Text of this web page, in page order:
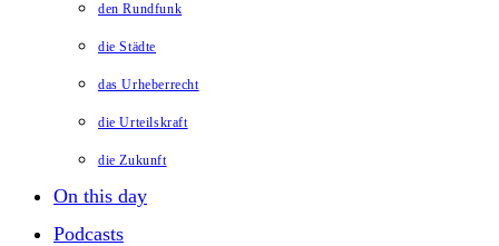
den Rundfunk
die Städte
das Urheberrecht
die Urteilskraft
die Zukunft
On this day
Podcasts